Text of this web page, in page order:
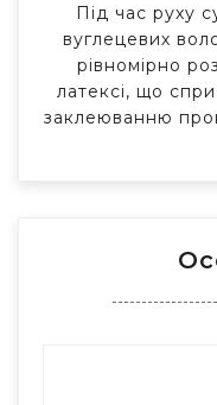
Під час руху
вуглецевих
рівномірно
латексі, що
заклеюванню